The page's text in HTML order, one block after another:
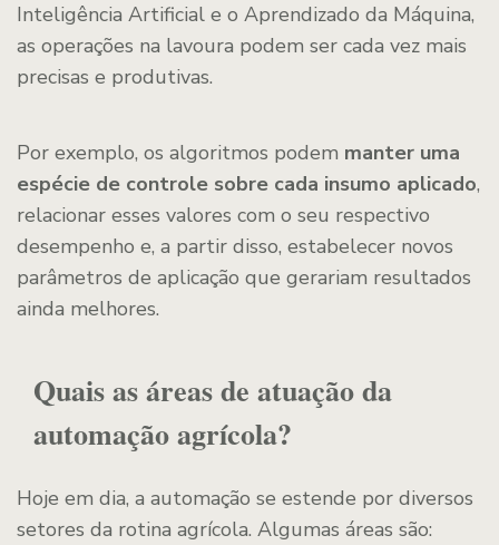
Inteligência Artificial e o Aprendizado da Máquina,
as operações na lavoura podem ser cada vez mais
precisas e produtivas.
Por exemplo, os algoritmos podem manter uma
espécie de controle sobre cada insumo aplicado,
relacionar esses valores com o seu respectivo
desempenho e, a partir disso, estabelecer novos
parâmetros de aplicação que gerariam resultados
ainda melhores.
Quais as áreas de atuação da
automação agrícola?
Hoje em dia, a automação se estende por diversos
setores da rotina agrícola. Algumas áreas são: